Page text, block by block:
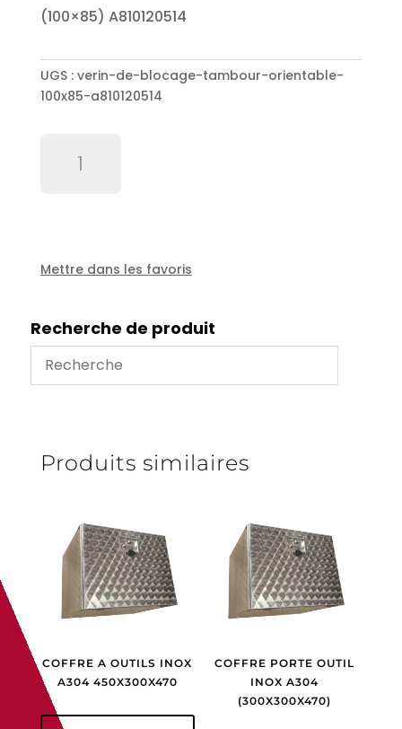
(100×85) A810120514
UGS : verin-de-blocage-tambour-orientable-
100x85-a810120514
orientable
Mettre dans les favoris
Recherche de produit
Produits similaires
COFFRE A OUTILS INOX
A304 450X300X470
COFFRE PORTE OUTIL
INOX A304
(300X300X470)